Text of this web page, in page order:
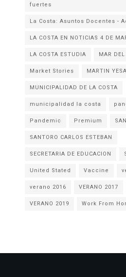
fuertes
La Costa: Asuntos Docentes -
LA COSTA EN NOTICIAS 4 DE
LA COSTA ESTUDIA
MAR
Market Stories
MARTIN YESA
MUNICIPALIDAD DE LA COSTA
municipalidad la costa
Pandemic
Premium
SANTORO CARLOS ESTEBAN
SECRETARIA DE EDUCACION
United Stated
Vaccine
verano 2016
VERANO 2017
VERANO 2019
Work From